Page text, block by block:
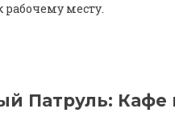
рабочему месту.
Патруль: Кафе